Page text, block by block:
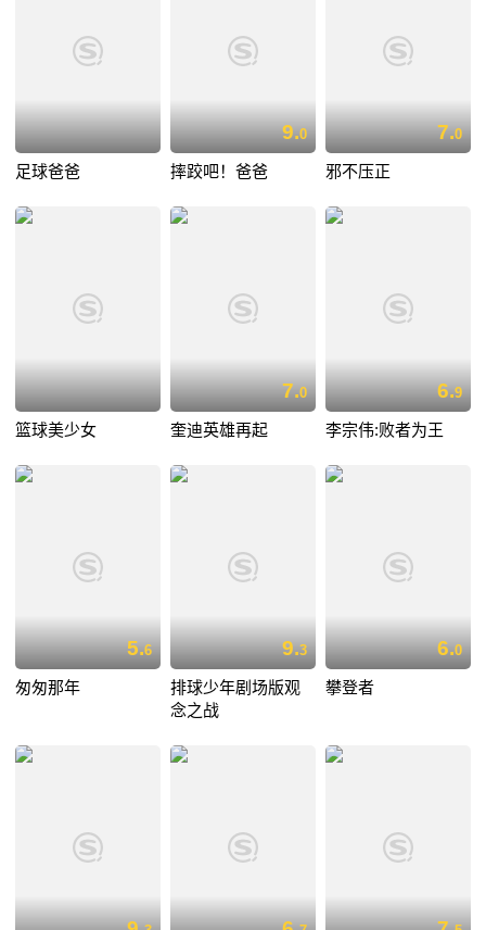
足球爸爸
9.0
摔跤吧！爸爸
7.0
邪不压正
篮球美少女
7.0
奎迪英雄再起
6.9
李宗伟:败者为王
5.6
匆匆那年
9.3
排球少年剧场版观
念之战
6.0
攀登者